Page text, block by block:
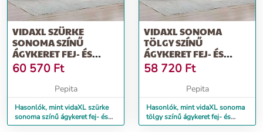
VIDAXL SZÜRKE
SONOMA SZÍNŰ
ÁGYKERET FEJ- ÉS
LÁBTÁMLÁVAL 140 X
190 CM
60 570 Ft
Pepita
Hasonlók, mint vidaXL szürke
sonoma színű ágykeret fej- és
lábtámlával 140 x 190 cm
VIDAXL SONOMA
TÖLGY SZÍNŰ
ÁGYKERET FEJ- ÉS
LÁBTÁMLÁVAL 140 X
190 CM
58 720 Ft
Pepita
Hasonlók, mint vidaXL sonoma
tölgy színű ágykeret fej- és
lábtámlával 140 x 190 cm